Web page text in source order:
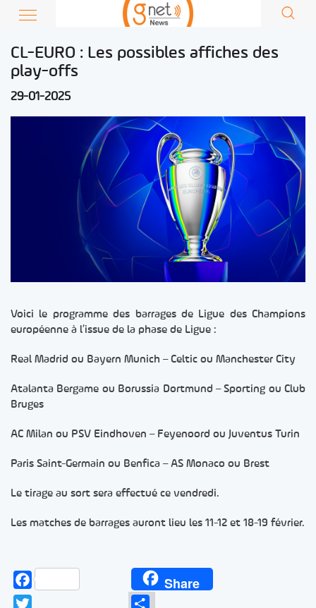
CL-EURO : Les possibles affiches des
play-offs
29-01-2025
Voici le programme des barrages de Ligue des Champions
européenne à l’issue de la phase de Ligue :
Real Madrid ou Bayern Munich – Celtic ou Manchester City
Atalanta Bergame ou Borussia Dortmund – Sporting ou Club
Bruges
AC Milan ou PSV Eindhoven – Feyenoord ou Juventus Turin
Paris Saint-Germain ou Benfica – AS Monaco ou Brest
Le tirage au sort sera effectué ce vendredi.
Les matches de barrages auront lieu les 11-12 et 18-19 février.
Facebook Share